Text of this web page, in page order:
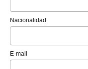
Nacionalidad
E-mail